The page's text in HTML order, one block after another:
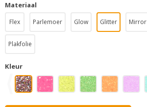
Materiaal
Flex Parlemoer Glow Glitter Mirror
Plakfolie
Kleur